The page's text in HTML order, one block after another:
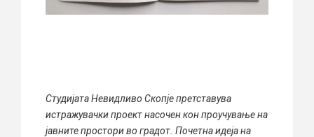
Студијата Невидливо Скопје претставува
истражувачки проект насочен кон проучување на
јавните простори во градот. Почетна идеја на